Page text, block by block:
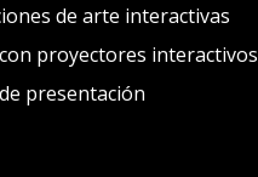
de arte interactivas
proyectores interactivos
presentación